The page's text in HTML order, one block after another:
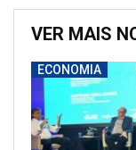
VER MAIS
ECONOMIA